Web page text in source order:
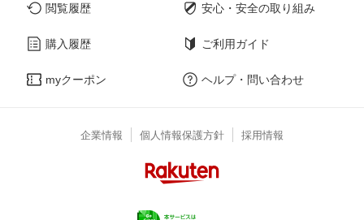
閲覧履歴
購入履歴
myクーポン
安心・安全の取り組み
ご利用ガイド
ヘルプ・問い合わせ
企業情報 個人情報保護方針 採用情報